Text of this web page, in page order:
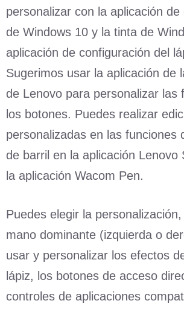
personalizar con la aplicación de
de Windows 10 y la tinta de
aplicación de configuración del
Sugerimos usar la aplicación de
de Lenovo para personalizar las
los botones. Puedes realizar
personalizadas en las funciones
de barril en la aplicación Lenovo
la aplicación Wacom Pen.
Puedes elegir la
mano dominante (izquierda o
usar y personalizar los efectos
lápiz, los botones de acceso
controles de aplicaciones